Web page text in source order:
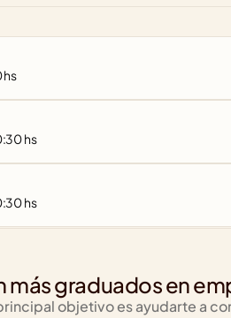
hs
hs
hs
más graduados en
objetivo es ayudarte a